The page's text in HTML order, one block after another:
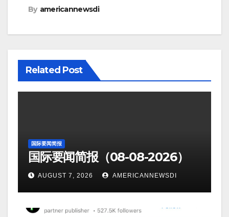
By americannewsdi
Related Post
国际要闻简报
国际要闻简报（08-08-2026）
AUGUST 7, 2026 AMERICANNEWSDI